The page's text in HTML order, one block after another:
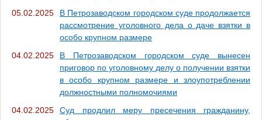
05.02.2025
В Петрозаводском городском суде продолжается
рассмотрение уголовного дела о даче взятки в
особо крупном размере
04.02.2025
В Петрозаводском городском суде вынесен
приговор по уголовному делу о получении взятки
в особо крупном размере и злоупотреблении
должностными полномочиями
04.02.2025
Суд продлил меру пресечения гражданину,